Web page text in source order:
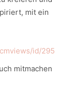
mit ein
id/295
mitmachen